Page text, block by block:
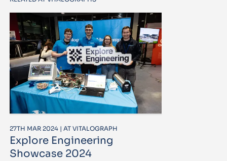
27TH MAR 2024 | AT VITALOGRAPH
Explore Engineering
Showcase 2024